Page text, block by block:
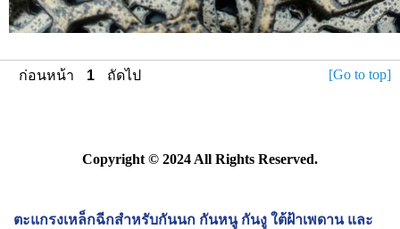
ก่อนหน้า 1 ถัดไป [Go to top]
Copyright © 2024 All Rights Reserved.
ตะแกรงเหล็กฉีกสำหรับกันนก กันหนู กันงู ใต้ฝ้าเพดาน และ